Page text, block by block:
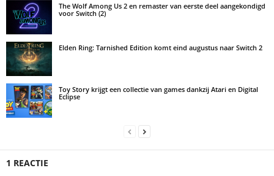
The Wolf Among Us 2 en remaster van eerste deel aangekondigd
voor Switch (2)
Elden Ring: Tarnished Edition komt eind augustus naar Switch 2
Toy Story krijgt een collectie van games dankzij Atari en Digital
Eclipse
1 REACTIE